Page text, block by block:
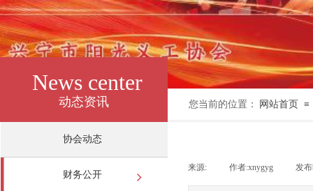
News center
动态资讯 您当前的位置： 网站首页 ≡
协会动态
财务公开
来源: 作者:xnygyg 发